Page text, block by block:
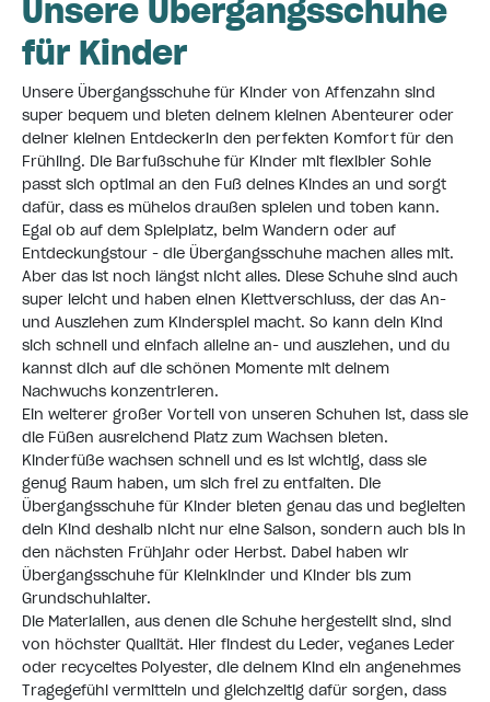
Unsere Übergangsschuhe
für Kinder
Unsere Übergangsschuhe für Kinder von Affenzahn sind
super bequem und bieten deinem kleinen Abenteurer oder
deiner kleinen Entdeckerin den perfekten Komfort für den
Frühling. Die Barfußschuhe für Kinder mit flexibler Sohle
passt sich optimal an den Fuß deines Kindes an und sorgt
dafür, dass es mühelos draußen spielen und toben kann.
Egal ob auf dem Spielplatz, beim Wandern oder auf
Entdeckungstour - die Übergangsschuhe machen alles mit.
Aber das ist noch längst nicht alles. Diese Schuhe sind auch
super leicht und haben einen Klettverschluss, der das An-
und Ausziehen zum Kinderspiel macht. So kann dein Kind
sich schnell und einfach alleine an- und ausziehen, und du
kannst dich auf die schönen Momente mit deinem
Nachwuchs konzentrieren.
Ein weiterer großer Vorteil von unseren Schuhen ist, dass sie
die Füßen ausreichend Platz zum Wachsen bieten.
Kinderfüße wachsen schnell und es ist wichtig, dass sie
genug Raum haben, um sich frei zu entfalten. Die
Übergangsschuhe für Kinder bieten genau das und begleiten
dein Kind deshalb nicht nur eine Saison, sondern auch bis in
den nächsten Frühjahr oder Herbst. Dabei haben wir
Übergangsschuhe für Kleinkinder und Kinder bis zum
Grundschuhlalter.
Die Materialien, aus denen die Schuhe hergestellt sind, sind
von höchster Qualität. Hier findest du Leder, veganes Leder
oder recyceltes Polyester, die deinem Kind ein angenehmes
Tragegefühl vermitteln und gleichzeitig dafür sorgen, dass